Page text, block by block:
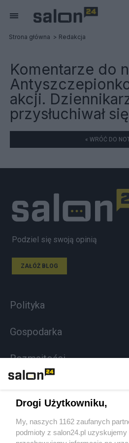
Strona główna Redakcja
Komentarze do
akcji.
przysłuchiwał
« WRÓĆ DO
Podziel się swoją opinią
ZAŁÓŻ BLOG
Polityka
Gospodarka
Rozmaitości
Sport
Społeczeństwo
Drogi Użytkowniku,
My, naszych 1162 zaufanych
podmioty z salon24.pl uzyskujemy